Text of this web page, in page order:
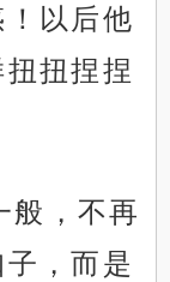
以后他
扭捏捏
般，不再
，而是